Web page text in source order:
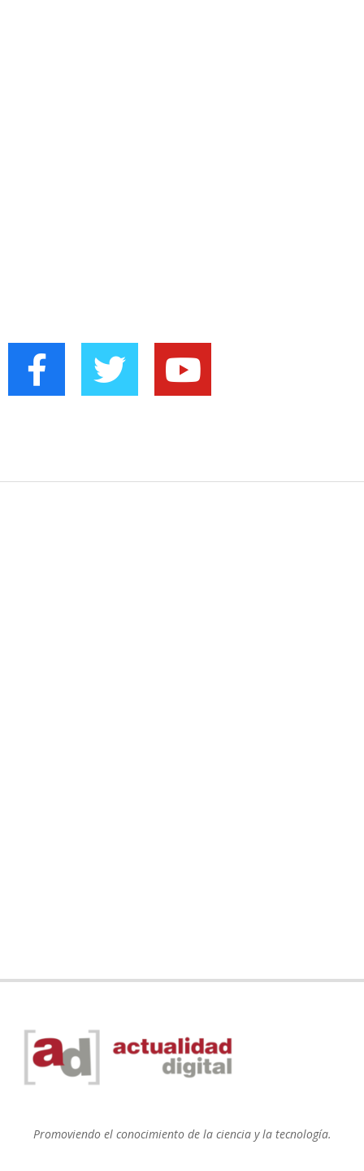
Promoviendo el conocimiento de la ciencia y la tecnología.